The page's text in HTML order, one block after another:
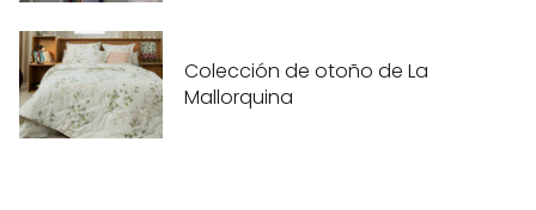
Colección de otoño de La
Mallorquina